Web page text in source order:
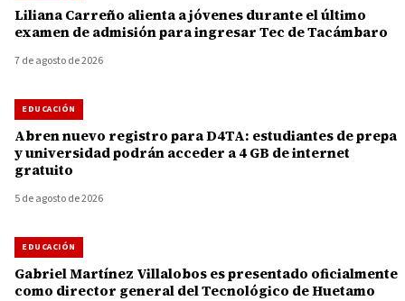
Liliana Carreño alienta a jóvenes durante el último
examen de admisión para ingresar Tec de Tacámbaro
7 de agosto de 2026
EDUCACIÓN
Abren nuevo registro para D4TA: estudiantes de prepa
y universidad podrán acceder a 4 GB de internet
gratuito
5 de agosto de 2026
EDUCACIÓN
Gabriel Martínez Villalobos es presentado oficialmente
como director general del Tecnológico de Huetamo